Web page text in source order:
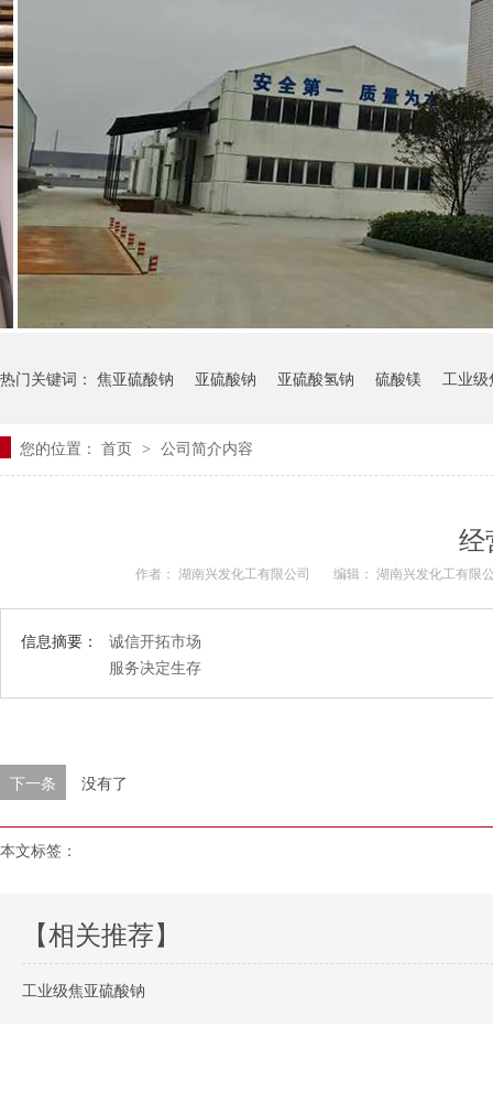
热门关键词： 焦亚硫酸钠 亚硫酸钠 亚硫酸氢钠 硫酸镁 工业
您的位置： 首页 > 公司简介内容
经
作者： 湖南兴发化工有限公司 编辑： 湖南兴发化工有限
信息摘要：
诚信开拓市场
服务决定生存
下一条 没有了
本文标签：
【相关推荐】
工业级焦亚硫酸钠